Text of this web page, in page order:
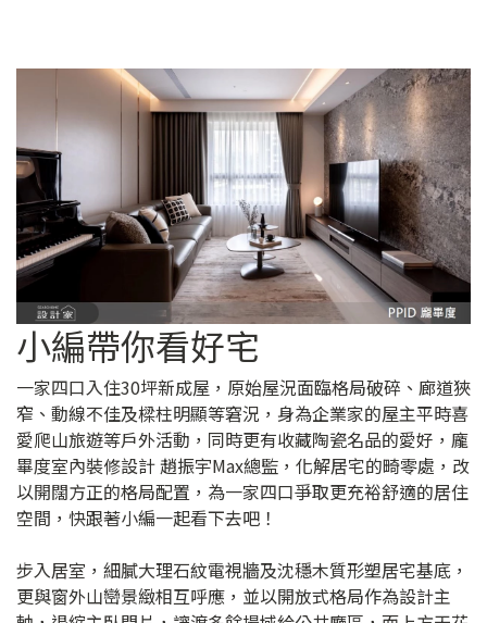
小編帶你看好宅
一家四口入住30坪新成屋，原始屋況面臨格局破碎、廊道狹
窄、動線不佳及樑柱明顯等窘況，身為企業家的屋主平時喜
愛爬山旅遊等戶外活動，同時更有收藏陶瓷名品的愛好，龐
畢度室內裝修設計 趙振宇Max總監，化解居宅的畸零處，改
以開闊方正的格局配置，為一家四口爭取更充裕舒適的居住
空間，快跟著小編一起看下去吧！
步入居室，細膩大理石紋電視牆及沈穩木質形塑居宅基底，
更與窗外山巒景緻相互呼應，並以開放式格局作為設計主